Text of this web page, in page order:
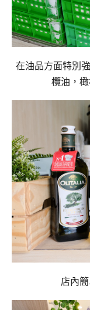
在油品方面特別
欖油，
店內